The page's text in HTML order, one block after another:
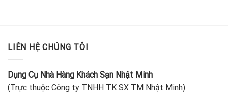
LIÊN HỆ CHÚNG TÔI
Dụng Cụ Nhà Hàng Khách Sạn Nhật Minh
(Trực thuộc Công ty TNHH TK SX TM Nhật Minh)